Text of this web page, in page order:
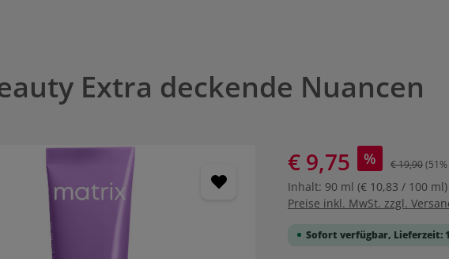
Extra deckende Nuancen
€ 9,75 % € 19,90
Inhalt: 90 ml (€ 10,83 / 100 ml)
Preise inkl. MwSt. zzgl.
Sofort verfügbar, Lieferzeit: